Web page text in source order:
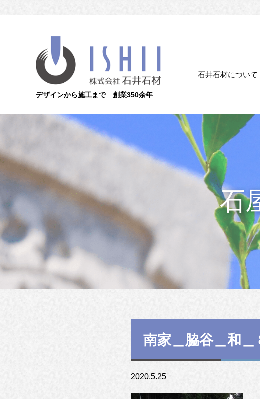
デザインから施工まで 創業350余年
石井石材について
石
南家＿脇谷＿和
2020.5.25